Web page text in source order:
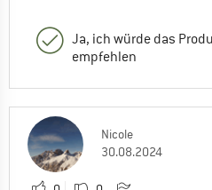
Ja, ich würde das
empfehlen
Nicole
30.08.2024